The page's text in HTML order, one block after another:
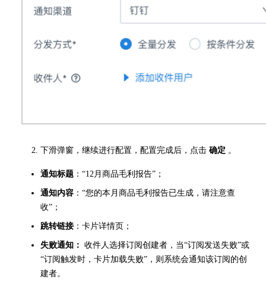
下滑弹窗，继续进行配置，配置完成后，点击 确定 。
通知标题 ：“12月商品毛利报告”；
通知内容 ：“您的本月商品毛利报告已生成，请注意查
收”；
跳转链接 ：卡片详情页；
失败通知： 收件人选择订阅创建者，当“订阅发送失败”或
“订阅触发时，卡片加载失败”，则系统会通知该订阅的创
建者。